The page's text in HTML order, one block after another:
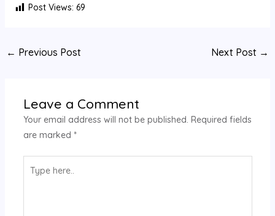
Post Views: 69
← Previous Post Next Post →
Leave a Comment
Your email address will not be published. Required fields
are marked *
here..